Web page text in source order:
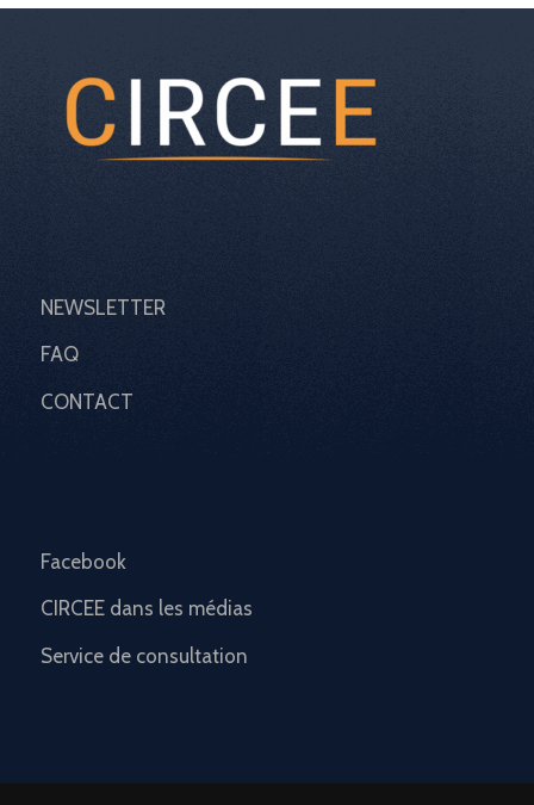
NEWSLETTER
FAQ
CONTACT
Facebook
CIRCEE dans les médias
Service de consultation